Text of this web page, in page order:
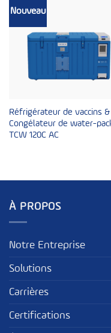
Nouveau
Réfrigérateur de vaccins &
Congélateur de water-
TCW 120C AC
À PROPOS
Notre Entreprise
Solutions
Carrières
Certifications